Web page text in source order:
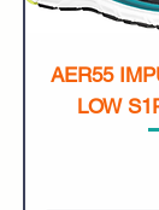
AER55
LOW